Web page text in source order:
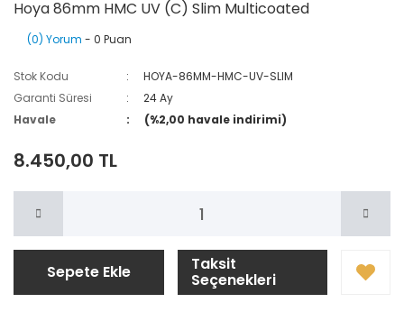
Hoya 86mm HMC UV (C) Slim Multicoated
(0) Yorum - 0 Puan
Stok Kodu
HOYA-86MM-HMC-UV-SLIM
Garanti Süresi
24 Ay
Havale
(%2,00 havale indirimi)
8.450,00 TL
Sepete Ekle Taksit
Seçenekleri